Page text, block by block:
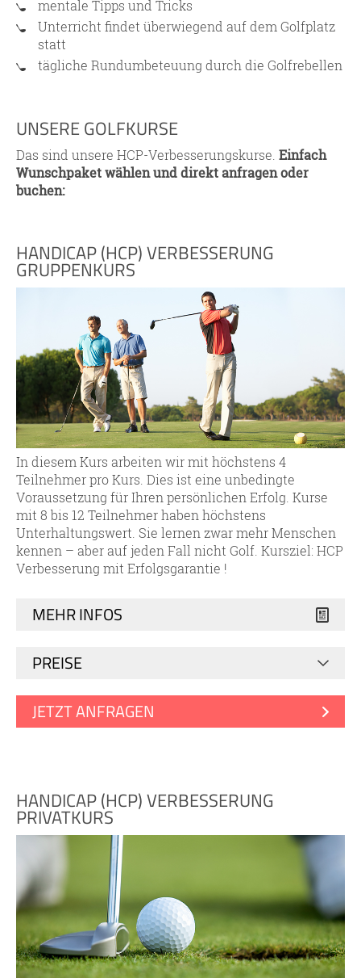
mentale Tipps und Tricks
Unterricht findet überwiegend auf dem Golfplatz
statt
tägliche Rundumbeteuung durch die Golfrebellen
UNSERE GOLFKURSE
Das sind unsere HCP-Verbesserungskurse. Einfach
Wunschpaket wählen und direkt anfragen oder
buchen:
HANDICAP (HCP) VERBESSERUNG
GRUPPENKURS
In diesem Kurs arbeiten wir mit höchstens 4
Teilnehmer pro Kurs. Dies ist eine unbedingte
Voraussetzung für Ihren persönlichen Erfolg. Kurse
mit 8 bis 12 Teilnehmer haben höchstens
Unterhaltungswert. Sie lernen zwar mehr Menschen
kennen – aber auf jeden Fall nicht Golf. Kursziel: HCP
Verbesserung mit Erfolgsgarantie !
MEHR INFOS
PREISE
JETZT ANFRAGEN
HANDICAP (HCP) VERBESSERUNG
PRIVATKURS